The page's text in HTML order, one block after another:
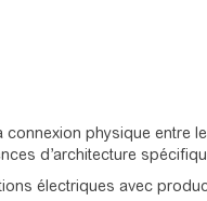
connexion physique entre
d’architecture
électriques avec